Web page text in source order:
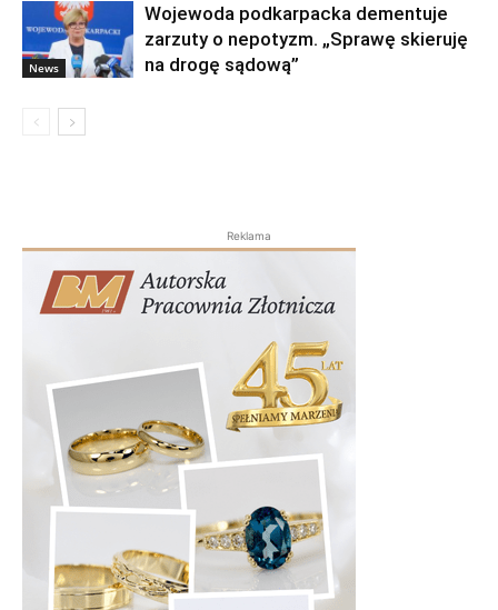
News
Wojewoda podkarpacka dementuje
zarzuty o nepotyzm. „Sprawę skieruję
na drogę sądową”
Reklama